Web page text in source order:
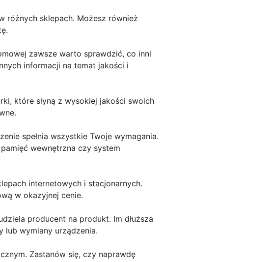
różnych sklepach. Możesz również
zawsze warto sprawdzić, co inni
informacji na temat jakości i
które słyną z wysokiej jakości swoich
spełnia wszystkie Twoje wymagania.
wewnętrzna czy system
internetowych i stacjonarnych.
w okazyjnej cenie.
producent na produkt. Im dłuższa
lub wymiany urządzenia.
Zastanów się, czy naprawdę